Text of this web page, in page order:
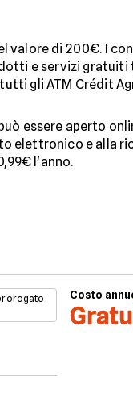
valore di 200€. I
e servizi
gli ATM Crédit
essere aperto
elettronico e alla
l'anno.
Costo